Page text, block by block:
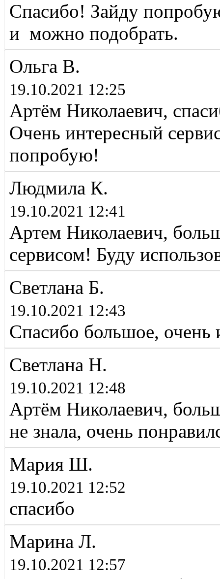
Спасибо! Зайду
и можно подобрать.
Ольга В.
19.10.2021 12:25
Артём Николаевич,
Очень интересный
попробую!
Людмила К.
19.10.2021 12:41
Артем Николаевич,
сервисом! Буду
Светлана Б.
19.10.2021 12:43
Спасибо большое, очень
Светлана Н.
19.10.2021 12:48
Артём Николаевич,
не знала, очень
Мария Ш.
19.10.2021 12:52
спасибо
Марина Л.
19.10.2021 12:57